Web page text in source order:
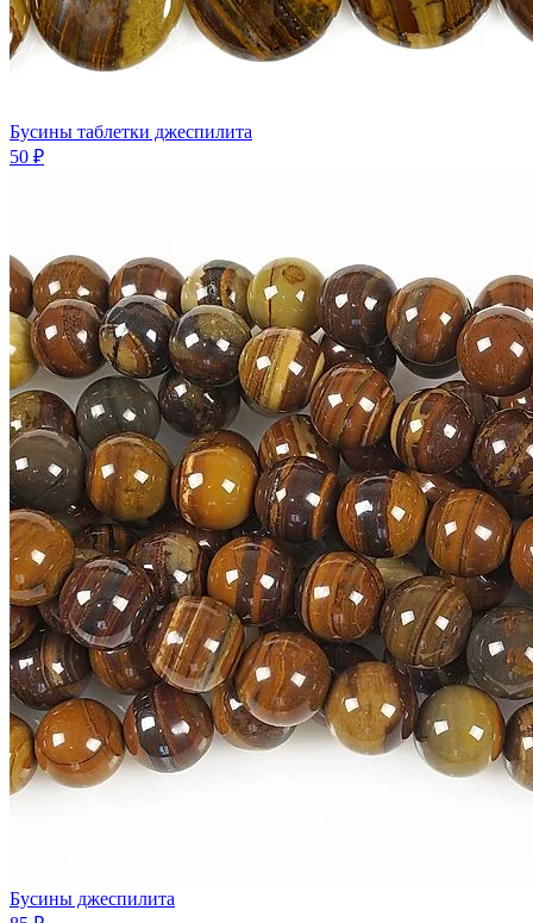
Бусины таблетки джеспилита
50 ₽
Бусины джеспилита